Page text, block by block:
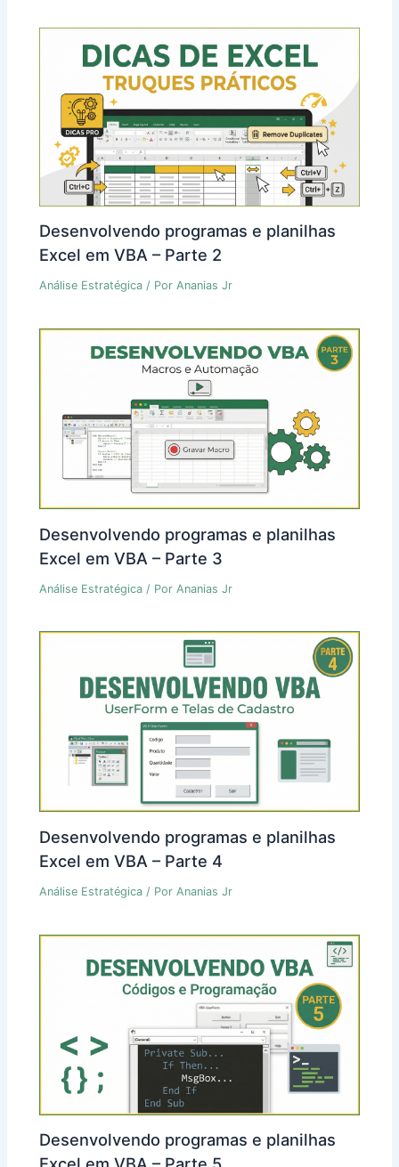
Desenvolvendo programas e planilhas
Excel em VBA – Parte 2
Análise Estratégica / PorAnanias Jr
Desenvolvendo programas e planilhas
Excel em VBA – Parte 3
Análise Estratégica / PorAnanias Jr
Desenvolvendo programas e planilhas
Excel em VBA – Parte 4
Análise Estratégica / PorAnanias Jr
Desenvolvendo programas e planilhas